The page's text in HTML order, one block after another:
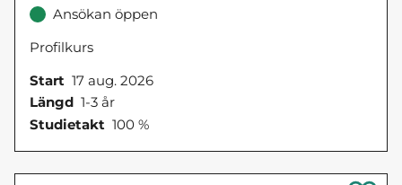
Ansökan öppen
Profilkurs
Start 17 aug. 2026
Längd 1-3 år
Studietakt 100 %